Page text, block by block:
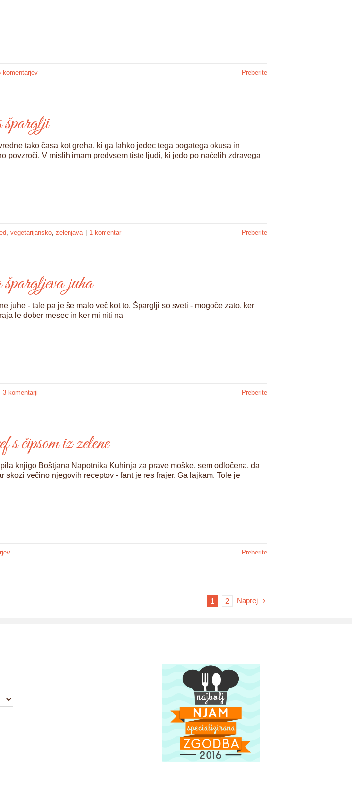
komentarjev Preberite
tako časa kot greha, ki ga lahko jedec tega bogatega okusa in
povzroči. V mislih imam predvsem tiste ljudi, ki jedo po načelih zdravega
, vegetarijansko, zelenjava 1 komentar Preberite
juha
juhe - tale pa je še malo več kot to. Šparglji so sveti - mogoče zato, ker
le dober mesec in ker mi niti na
3 komentarji Preberite
čipsom iz zelene
knjigo Boštjana Napotnika Kuhinja za prave moške, sem odločena, da
skozi večino njegovih receptov - fant je res frajer. Ga lajkam. Tole je
Preberite
1 2 Naprej